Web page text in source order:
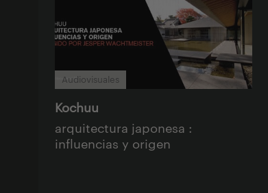
Audiovisuales
Kochuu
arquitectura japonesa :
influencias y origen